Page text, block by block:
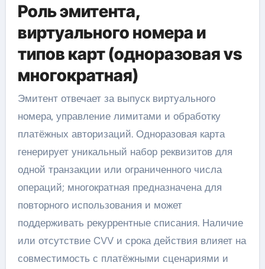
Роль эмитента,
виртуального номера и
типов карт (одноразовая vs
многократная)
Эмитент отвечает за выпуск виртуального
номера, управление лимитами и обработку
платёжных авторизаций. Одноразовая карта
генерирует уникальный набор реквизитов для
одной транзакции или ограниченного числа
операций; многократная предназначена для
повторного использования и может
поддерживать рекуррентные списания. Наличие
или отсутствие CVV и срока действия влияет на
совместимость с платёжными сценариями и